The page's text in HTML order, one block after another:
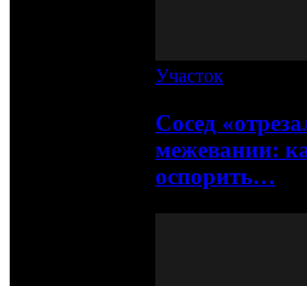
Участок
Сосед
межевании:
оспорить…